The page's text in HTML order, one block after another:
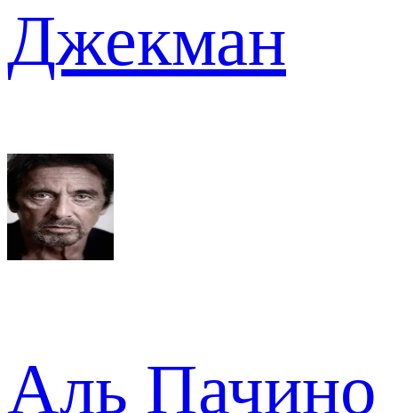
Джекман
Аль Пачино